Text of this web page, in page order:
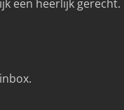
een heerlijk gerecht.